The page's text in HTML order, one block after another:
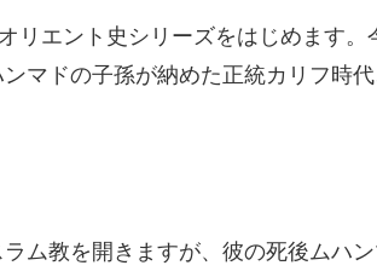
リエント史シリーズをはじめます。
マドの子孫が納めた正統カリフ時
ム教を開きますが、彼の死後ムハ